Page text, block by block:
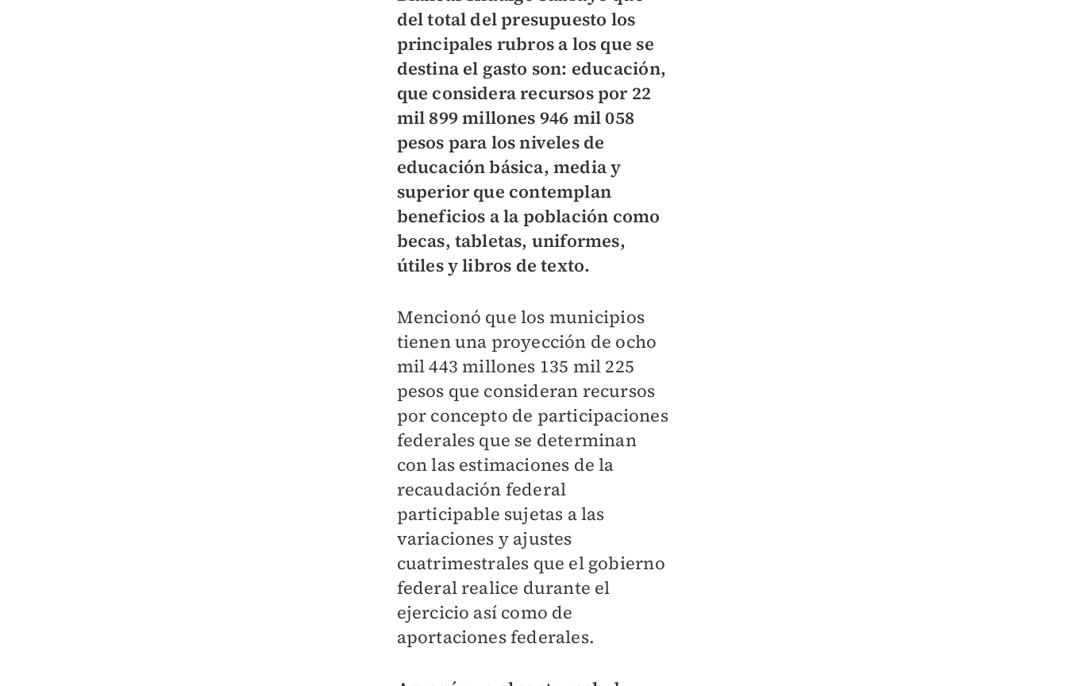
del total del presupuesto los
principales rubros a los que se
destina el gasto son: educación,
que considera recursos por 22
mil 899 millones 946 mil 058
pesos para los niveles de
educación básica, media y
superior que contemplan
beneficios a la población como
becas, tabletas, uniformes,
útiles y libros de texto.
Mencionó que los municipios
tienen una proyección de ocho
mil 443 millones 135 mil 225
pesos que consideran recursos
por concepto de participaciones
federales que se determinan
con las estimaciones de la
recaudación federal
participable sujetas a las
variaciones y ajustes
cuatrimestrales que el gobierno
federal realice durante el
ejercicio así como de
aportaciones federales.